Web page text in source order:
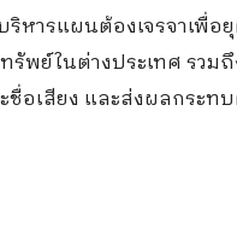
หารแผนต้องเจรจาเพื่
ย์ในต่างประเทศ รวม
อเสียง และส่งผลกระ